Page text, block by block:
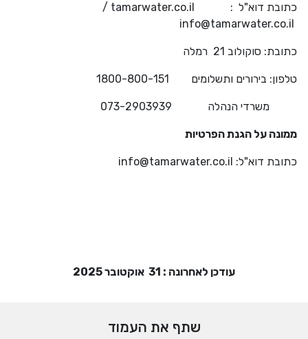
כתובת דוא"ל : tamarwater.co.il
/
info@tamarwater.co.il
כתובת: סוקולוב 21 רמלה
טלפון: בירורים ותשלומים 1800-800-151
משרדי הנהלה 073-2903939
ממונה על הגנת הפרטיות
כתובת דוא"ל: info@tamarwater.co.il
עודכן לאחרונה : 31 אוקטובר 2025
שתף את העמוד